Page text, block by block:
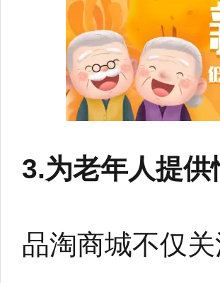
3.为老年人提
品淘商城不仅